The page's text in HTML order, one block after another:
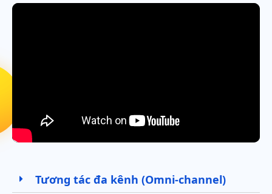
Tương tác đa kênh (Omni-channel)